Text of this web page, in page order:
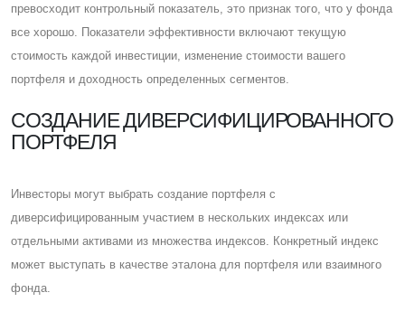
превосходит контрольный показатель, это признак того, что у фонда
все хорошо. Показатели эффективности включают текущую
стоимость каждой инвестиции, изменение стоимости вашего
портфеля и доходность определенных сегментов.
CОЗДАНИЕ ДИВЕРСИФИЦИРОВАННОГО
ПОРТФЕЛЯ
Инвесторы могут выбрать создание портфеля с
диверсифицированным участием в нескольких индексах или
отдельными активами из множества индексов. Конкретный индекс
может выступать в качестве эталона для портфеля или взаимного
фонда.